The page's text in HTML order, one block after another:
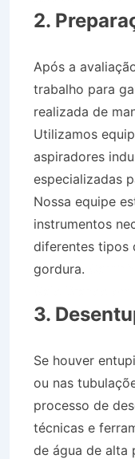
2.
Após a
trabalho para
realizada de
Utilizamos
aspiradores
especializadas
Nossa equipe
instrumentos
diferentes tipos
gordura.
3.
Se houver
ou nas
processo de
técnicas e
de água de alta